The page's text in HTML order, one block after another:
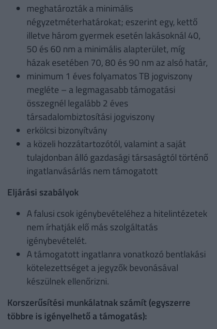
meghatározták a minimális
négyzetméterhatárokat; eszerint egy, kettő
illetve három gyermek esetén lakásoknál 40,
50 és 60 nm a minimális alapterület, míg
házak esetében 70, 80 és 90 nm az alsó határ,
minimum 1 éves folyamatos TB jogviszony
megléte – a legmagasabb támogatási
összegnél legalább 2 éves
társadalombiztosítási jogviszony
erkölcsi bizonyítvány
a közeli hozzátartozótól, valamint a saját
tulajdonban álló gazdasági társaságtól történő
ingatlanvásárlás nem támogatott
Eljárási szabályok
A falusi csok igénybevételéhez a hitelintézetek
nem írhatják elő más szolgáltatás
igénybevételét.
A támogatott ingatlanra vonatkozó bentlakási
kötelezettséget a jegyzők bevonásával
készülnek ellenőrizni.
Korszerűsítési munkálatnak számít (egyszerre
többre is igényelhető a támogatás):